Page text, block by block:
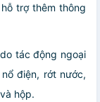
trợ thêm thông
tác động ngoại
điện, rớt nước,
hộp.